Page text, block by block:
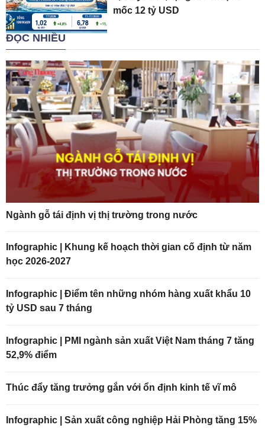
mốc 12 tỷ USD
ĐỌC NHIỀU
Ngành gỗ tái định vị thị trường trong nước
Infographic | Khung kế hoạch thời gian cố định từ năm
học 2026-2027
Infographic | Điểm tên những nhóm hàng xuất khẩu 10
tỷ USD sau 7 tháng
Infographic | PMI ngành sản xuất Việt Nam tháng 7 tăng
52,9% điểm
Thúc đẩy tăng trưởng gắn với ổn định kinh tế vĩ mô
Infographic | Sản xuất công nghiệp Hải Phòng tăng 15%